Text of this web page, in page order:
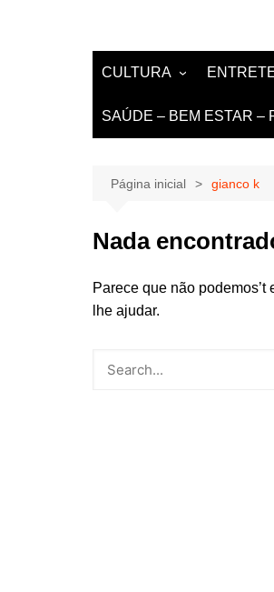
CULTURA
LITERATURA
LIVROS E AUTORES
INTERNET
MÚSICA
SAÚDE – BEM ESTAR –
Página inicial gianco k
Nada
Parece que não
lhe ajudar.